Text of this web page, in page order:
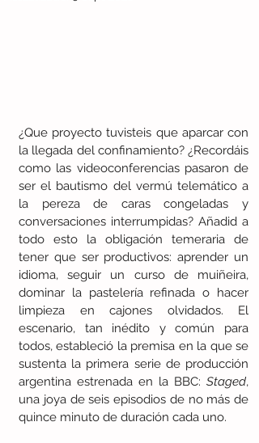
¿Que proyecto tuvisteis que aparcar con
la llegada del confinamiento? ¿Recordáis
como las videoconferencias pasaron de
ser el bautismo del vermú telemático a
la pereza de caras congeladas y
conversaciones interrumpidas? Añadid a
todo esto la obligación temeraria de
tener que ser productivos: aprender un
idioma, seguir un curso de muiñeira,
dominar la pastelería refinada o hacer
limpieza en cajones olvidados. El
escenario, tan inédito y común para
todos, estableció la premisa en la que se
sustenta la primera serie de producción
argentina estrenada en la BBC: Staged,
una joya de seis episodios de no más de
quince minuto de duración cada uno.